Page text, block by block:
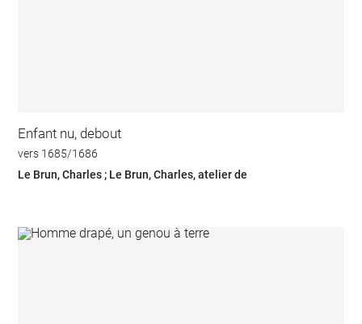
Enfant nu, debout
vers 1685/1686
Le Brun, Charles ; Le Brun, Charles, atelier de